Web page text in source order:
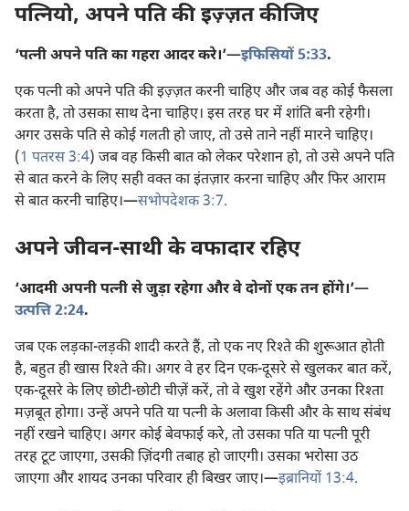
पत्नियो, अपने पति की इज़्ज़त कीजिए
‘पत्नी अपने पति का गहरा आदर करे।’​—इफिसियों 5:33.
एक पत्नी को अपने पति की इज़्ज़त करनी चाहिए और जब वह कोई फैसला
करता है, तो उसका साथ देना चाहिए। इस तरह घर में शांति बनी रहेगी।
अगर उसके पति से कोई गलती हो जाए, तो उसे ताने नहीं मारने चाहिए।
(1 पतरस 3:4) जब वह किसी बात को लेकर परेशान हो, तो उसे अपने पति
से बात करने के लिए सही वक्‍त का इंतज़ार करना चाहिए और फिर आराम
से बात करनी चाहिए।​—सभोपदेशक 3:7.
अपने जीवन-साथी के वफादार रहिए
‘आदमी अपनी पत्नी से जुड़ा रहेगा और वे दोनों एक तन होंगे।’​—
उत्पत्ति 2:24.
जब एक लड़का-लड़की शादी करते हैं, तो एक नए रिश्‍ते की शुरूआत होती
है, बहुत ही खास रिश्‍ते की। अगर वे हर दिन एक-दूसरे से खुलकर बात करें,
एक-दूसरे के लिए छोटी-छोटी चीज़ें करें, तो वे खुश रहेंगे और उनका रिश्‍ता
मज़बूत होगा। उन्हें अपने पति या पत्नी के अलावा किसी और के साथ संबंध
नहीं रखने चाहिए। अगर कोई बेवफाई करे, तो उसका पति या पत्नी पूरी
तरह टूट जाएगा, उसकी ज़िंदगी तबाह हो जाएगी। उसका भरोसा उठ
जाएगा और शायद उनका परिवार ही बिखर जाए।​—इब्रानियों 13:4.